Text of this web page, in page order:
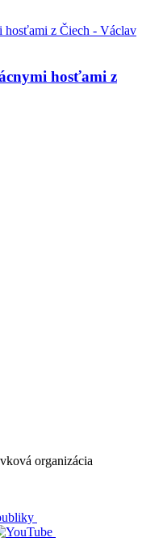
hosťami z
organizácia